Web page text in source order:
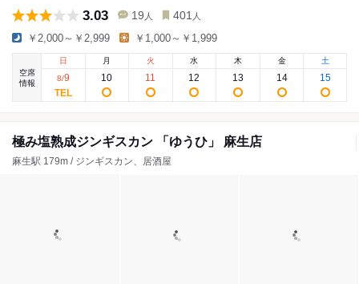
3.03 19 人 401 人
￥2,000～￥2,999 ￥1,000～￥1,999
空席
情報
日
8/9
月
10
火
11
水
12
木
13
金
14
土
15
極み塩熟成ジンギスカン 「ゆうひ」 麻生店
麻生駅 179m / ジンギスカン、居酒屋